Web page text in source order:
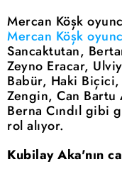
Mercan Köşk
Mercan Köşk
Sancaktutan,
Zeyno Eracar,
Babür, Haki
Zengin, Can Bartu
Berna Cındıl gibi
rol alıyor.
Kubilay Aka'nın